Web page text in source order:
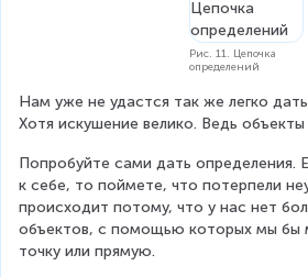
Рис. 11. Цепочка
определений
Нам уже не удастся так же легко
Хотя искушение велико. Ведь
Попробуйте сами дать определения.
к себе, то поймете, что потерпели
происходит потому, что у нас нет
объектов, с помощью которых мы бы
точку или прямую.